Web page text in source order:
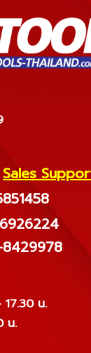
Sales
น.
น.